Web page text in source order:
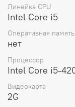
Совместимость с
ноутбуков и
безупречную
устройством.
Вес материнской
что делает ее
установки.
Линейка CPU
Intel Core i5
Оперативная память
нет
Процессор
Intel Core i5-
Видеокарта
2G